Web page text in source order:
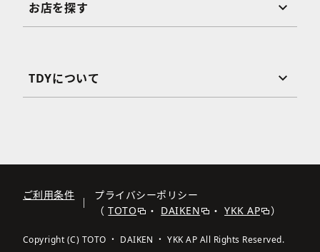
お店を探す
TDYについて
ご利用条件
プライバシーポリシー
（TOTO ・ DAIKEN ・YKK AP ）
Copyright (C) TOTO ・ DAIKEN ・ YKK AP All Rights Reserved.